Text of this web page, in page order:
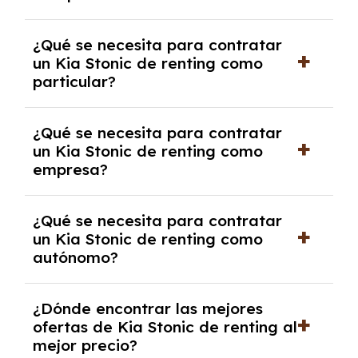
económica.
pero puede haber penalizaciones por
cancelación anticipada. Es importante revisar
las condiciones del contrato y hablar con un
experto que te asesore.
¿Qué se necesita para contratar
un Kia Stonic de renting como
particular?
y, en algunos casos, una consulta de solvencia
crediticia y un pago inicial.
¿Qué se necesita para contratar
un Kia Stonic de renting como
empresa?
documentación financiera y, en algunos
casos, un informe de solvencia de la empresa
y un pago inicial.
¿Qué se necesita para contratar
un Kia Stonic de renting como
autónomo?
autónomos, justificante de ingresos y, en
algunos casos, un informe fiscal y un pago
inicial.
¿Dónde encontrar las mejores
ofertas de Kia Stonic de renting al
mejor precio?